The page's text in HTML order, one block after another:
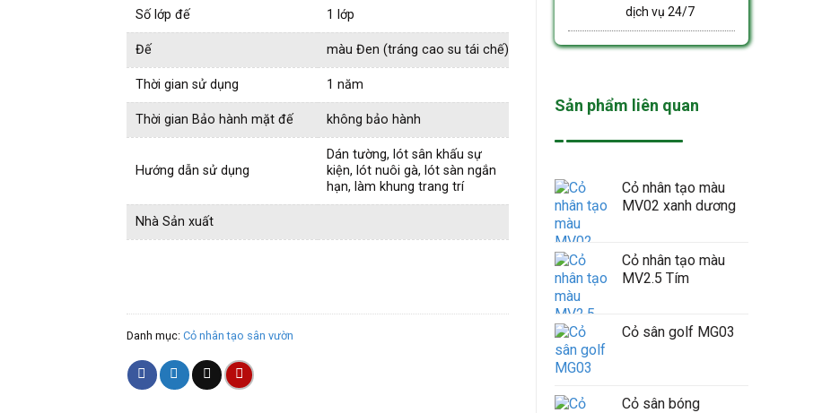
dịch vụ 24/7
Sản phẩm liên quan
Cỏ nhân tạo màu
MV02 xanh dương
Cỏ nhân tạo màu
MV2.5 Tím
Cỏ sân golf MG03
Cỏ sân bóng
Số lớp đế 1 lớp
Đế màu Đen (tráng cao su tái chế)
Thời gian sử dụng 1 năm
Thời gian Bảo hành mặt đế không bảo hành
Hướng dẫn sử dụng
Dán tường, lót sân khấu sự
kiện, lót nuôi gà, lót sàn ngắn
hạn, làm khung trang trí
Nhà Sản xuất
Danh mục: Cỏ nhân tạo sân vườn